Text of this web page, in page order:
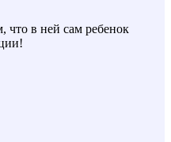
что в ней сам ребенок